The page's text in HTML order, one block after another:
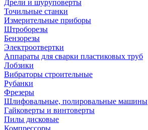
Дрели и шуруповерты
Точильные станки
Измерительные приборы
Штроборезы
Бензорезы
Электроотвертки
Аппараты для сварки пластиковых труб
Лобзики
Вибраторы строительные
Рубанки
Фрезеры
Шлифовальные, полировальные машины
Гайковерты и винтоверты
Пилы дисковые
Компрессоры